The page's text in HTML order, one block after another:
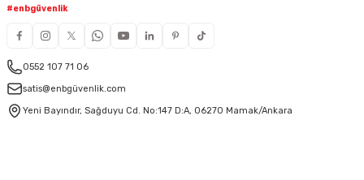
#enbgüvenlik
0552 107 71 06
satis@enbgüvenlik.com
Yeni Bayındır, Sağduyu Cd. No:147 D:A, 06270 Mamak/Ankara